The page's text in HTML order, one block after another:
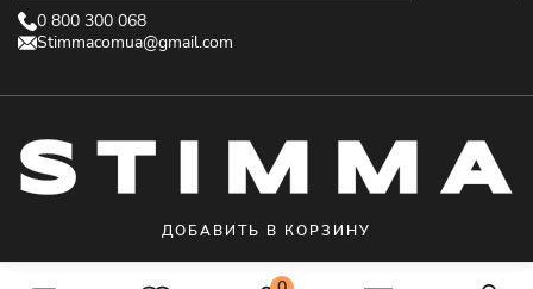
ДОБАВИТЬ В КОРЗИНУ
0 800 300 068
Stimmacomua@gmail.com
© 2021 STIMMA - Интернет магазин женской одежды от производителя